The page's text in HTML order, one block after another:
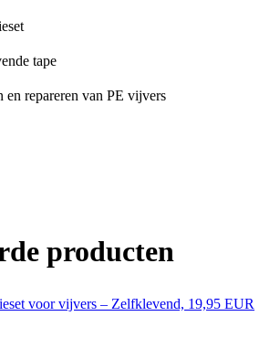
tape
en repareren van PE vijvers
producten